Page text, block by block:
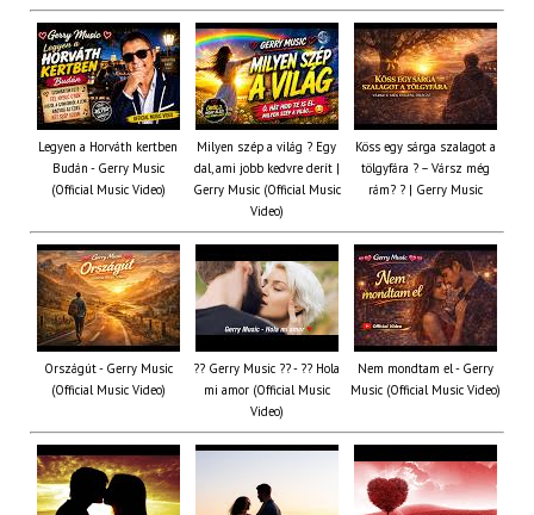
Legyen a Horváth kertben
Budán - Gerry Music
(Official Music Video)
Milyen szép a világ ? Egy
dal, ami jobb kedvre derít |
Gerry Music (Official Music
Video)
Köss egy sárga szalagot a
tölgyfára ?️ – Vársz még
rám? ? | Gerry Music
Országút - Gerry Music
(Official Music Video)
?? Gerry Music ?? - ?? Hola
mi amor (Official Music
Video)
Nem mondtam el - Gerry
Music (Official Music Video)